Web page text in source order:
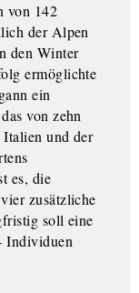
von 142
der Alpen
den Winter
ermöglichte
ein
von zehn
Italien und der
es, die
zusätzliche
soll eine
Individuen